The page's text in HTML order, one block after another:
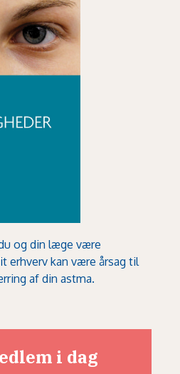
og din læge være
erhverv kan være årsag til
af din astma.
i dag